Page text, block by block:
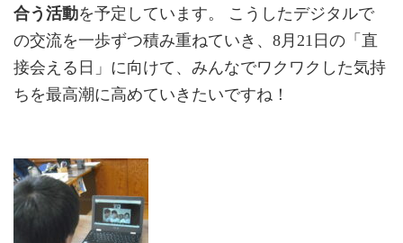
合う活動を予定しています。 こうしたデジタルで
の交流を一歩ずつ積み重ねていき、8月21日の「直
接会える日」に向けて、みんなでワクワクした気持
ちを最高潮に高めていきたいですね！